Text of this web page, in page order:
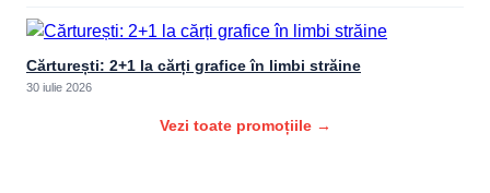
Cărturești: 2+1 la cărți grafice în limbi străine
30 iulie 2026
Vezi toate promoțiile →